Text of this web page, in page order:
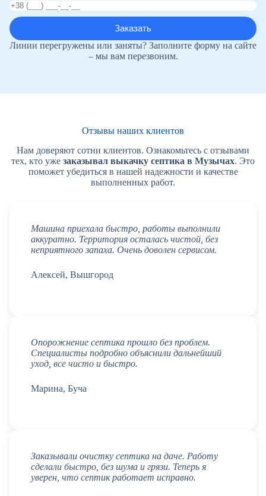
Линии перегружены или заняты? Заполните форму на сайте
– мы вам перезвоним.
Отзывы наших клиентов
Нам доверяют сотни клиентов. Ознакомьтесь с отзывами
тех, кто уже заказывал выкачку септика в Музычах. Это
поможет убедиться в нашей надежности и качестве
выполненных работ.
Машина приехала быстро, работы выполнили
аккуратно. Территория осталась чистой, без
неприятного запаха. Очень доволен сервисом.
Алексей, Вышгород
Опорожнение септика прошло без проблем.
Специалисты подробно объяснили дальнейший
уход, все чисто и быстро.
Марина, Буча
Заказывали очистку септика на даче. Работу
сделали быстро, без шума и грязи. Теперь я
уверен, что септик работает исправно.